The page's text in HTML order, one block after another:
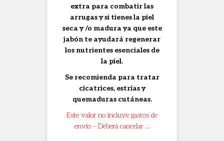
extra para combatir las
arrugas y si tienes la piel
seca y /o madura ya que este
jabón te ayudará regenerar
los nutrientes esenciales de
la piel.
Se recomienda para tratar
cicatrices, estrías y
quemaduras cutáneas.
Este valor no incluye gastos de
envío – Deberá cancelar …